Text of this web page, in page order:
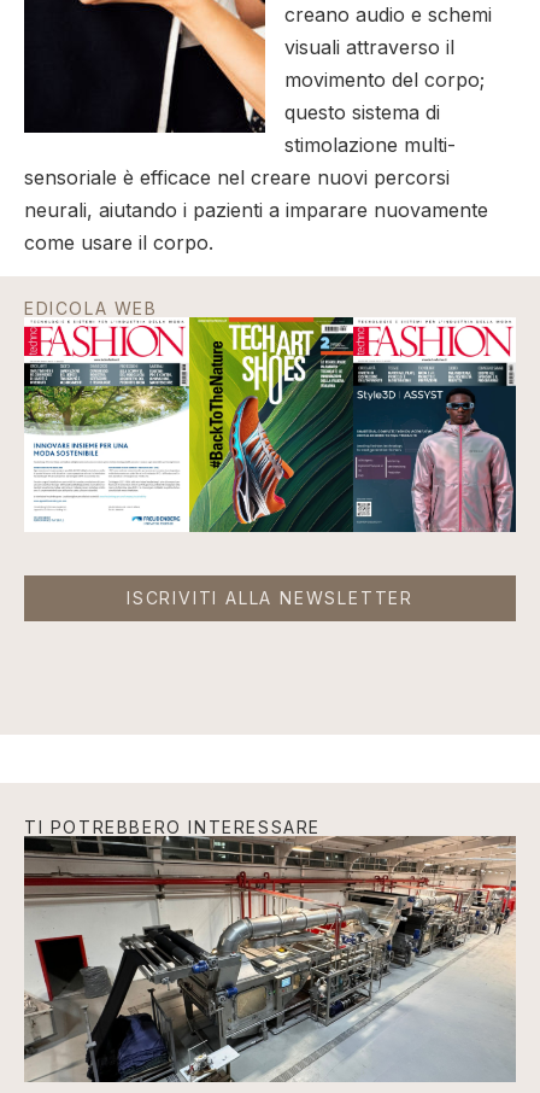
creano audio e schemi
visuali attraverso il
movimento del corpo;
questo sistema di
stimolazione multi-
sensoriale è efficace nel creare nuovi percorsi
neurali, aiutando i pazienti a imparare nuovamente
come usare il corpo.
EDICOLA WEB
ISCRIVITI ALLA NEWSLETTER
TI POTREBBERO INTERESSARE